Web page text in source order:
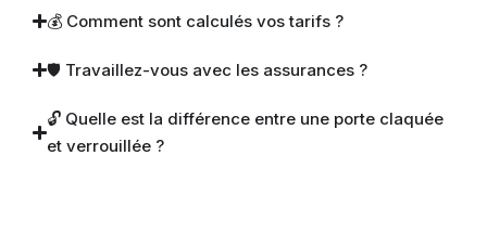
💰 Comment sont calculés vos tarifs ?
🛡 Travaillez-vous avec les assurances ?
🔓 Quelle est la différence entre une porte claquée
et verrouillée ?